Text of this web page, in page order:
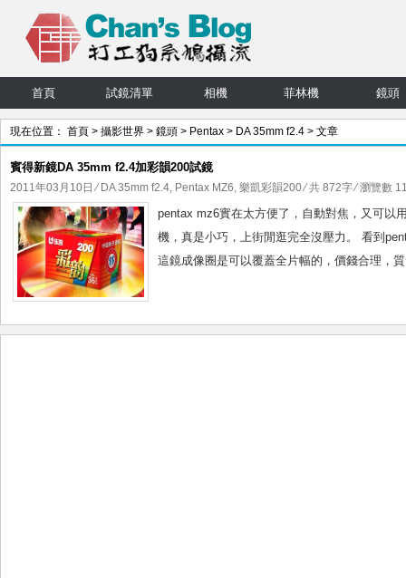
首頁 試鏡清單 相機 菲林機 鏡頭
現在位置： 首頁 > 攝影世界 > 鏡頭 > Pentax > DA 35mm f2.4 > 文章
賓得新鏡DA 35mm f2.4加彩韻200試鏡
2011年03月10日 ⁄ DA 35mm f2.4, Pentax MZ6, 樂凱彩韻200⁄ 共 872字 ⁄ 瀏覽數
pentax mz6實在太方便了，自動對焦，又可以
機，真是小巧，上街閒逛完全沒壓力。 看到
這鏡成像圈是可以覆蓋全片幅的，價錢合理，